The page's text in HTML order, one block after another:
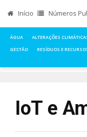
Início Números
ÁGUA ALTERAÇÕES
GESTÃO
RESÍDUOS E
IoT e